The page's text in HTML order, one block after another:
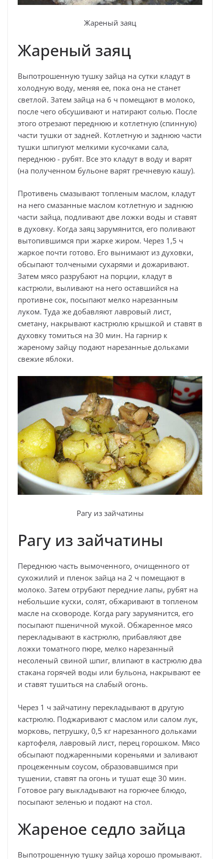
Жареный заяц
Жареный заяц
Выпотрошенную тушку зайца на сутки кладут в
холодную воду, меняя ее, пока она не станет
светлой. Затем зайца на 6 ч помещают в молоко,
после чего обсушивают и натирают солью. После
этого отрезают переднюю и котлетную (спинную)
части тушки от задней. Котлетную и заднюю части
тушки шпигуют мелкими кусочками сала,
переднюю - рубят. Все это кладут в воду и варят
(на полученном бульоне варят гречневую кашу).
Противень смазывают топленым маслом, кладут
на него смазанные маслом котлетную и заднюю
части зайца, подливают две ложки воды и ставят
в духовку. Когда заяц зарумянится, его поливают
вытопившимся при жарке жиром. Через 1,5 ч
жаркое почти готово. Его вынимают из духовки,
обсыпают толчеными сухарями и дожаривают.
Затем мясо разрубают на порции, кладут в
кастрюли, выливают на него оставшийся на
противне сок, посыпают мелко нарезанным
луком. Туда же добавляют лавровый лист,
сметану, накрывают кастрюлю крышкой и ставят в
духовку томиться на 30 мин. На гарнир к
жареному зайцу подают нарезанные дольками
свежие яблоки.
Рагу из зайчатины
Рагу из зайчатины
Переднюю часть вымоченного, очищенного от
сухожилий и пленок зайца на 2 ч помещают в
молоко. Затем отрубают передние лапы, рубят на
небольшие куски, солят, обжаривают в топленом
масле на сковороде. Когда рагу зарумянится, его
посыпают пшеничной мукой. Обжаренное мясо
перекладывают в кастрюлю, прибавляют две
ложки томатного пюре, мелко нарезанный
несоленый свиной шпиг, влипают в кастрюлю два
стакана горячей воды или бульона, накрывают ее
и ставят тушиться на слабый огонь.
Через 1 ч зайчатину перекладывают в другую
кастрюлю. Поджаривают с маслом или салом лук,
морковь, петрушку, 0,5 кг нарезанного дольками
картофеля, лавровый лист, перец горошком. Мясо
обсыпают поджаренными кореньями и заливают
процеженным соусом, образовавшимся при
тушении, ставят па огонь и тушат еще 30 мин.
Готовое рагу выкладывают на горючее блюдо,
посыпают зеленью и подают на стол.
Жареное седло зайца
Выпотрошенную тушку зайца хорошо промывают.